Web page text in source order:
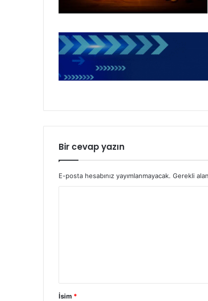
Bir cevap yazın
E-posta hesabınız yayımlanmayacak. Gerekli
İsim *